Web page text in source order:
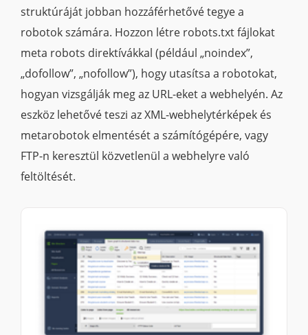
struktúráját jobban hozzáférhetővé tegye a
robotok számára. Hozzon létre robots.txt fájlokat
meta robots direktívákkal (például „noindex”,
„dofollow”, „nofollow”), hogy utasítsa a robotokat,
hogyan vizsgálják meg az URL-eket a webhelyén. Az
eszköz lehetővé teszi az XML-webhelytérképek és
metarobotok elmentését a számítógépére, vagy
FTP-n keresztül közvetlenül a webhelyre való
feltöltését.